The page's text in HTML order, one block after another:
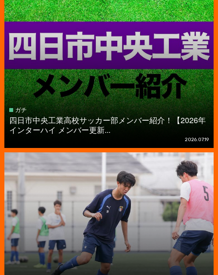
ガチ
四日市中央工業高校サッカー部メンバー紹介！【2026年
インターハイ メンバー更新...
2026.07.19